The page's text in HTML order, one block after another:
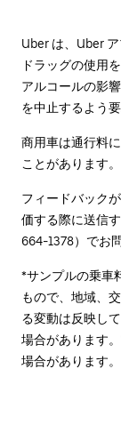
Uber は、Uber
ドラッグの使用
アルコールの影
を中止するよう
商用車は通行料
ことがあります。
フィードバック
価する際に送信す
664-1378）でお
*サンプルの乗車
もので、地域、
る変動は反映し
場合があります
場合があります。